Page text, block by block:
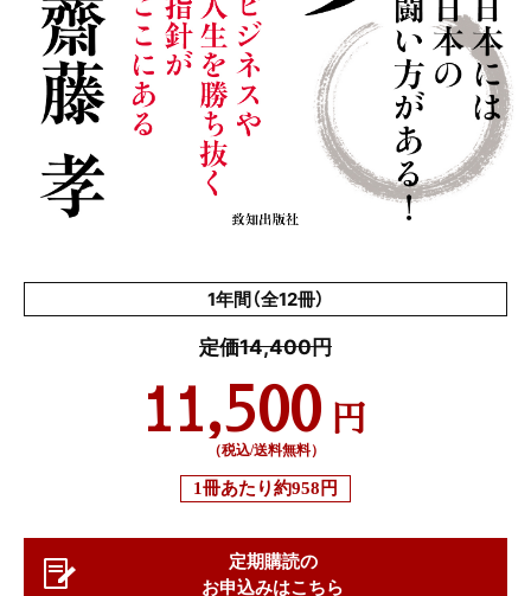
1年間（全12冊）
定価14,400円
11,500 円
（税込/送料無料）
1冊あたり約958円
定期購読の
お申込みはこちら